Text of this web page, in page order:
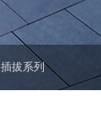
插拔系列